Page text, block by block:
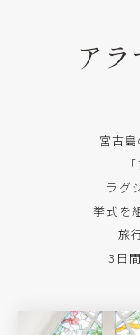
ア
宮古
ラグ
挙式を
旅
3日